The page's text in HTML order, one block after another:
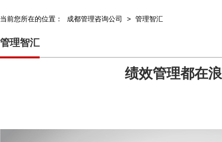
当前您所在的位置： 成都管理咨询公司 > 管理智汇
管理智汇
绩效管理都在